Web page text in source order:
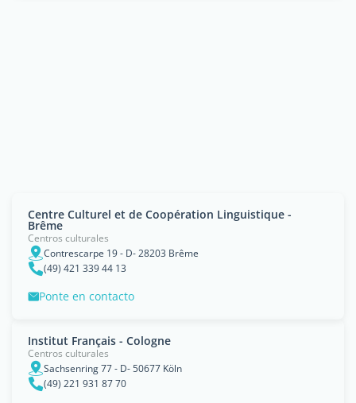
Centre Culturel et de Coopération Linguistique -
Brême
Centros culturales
Contrescarpe 19 - D- 28203 Brême
(49) 421 339 44 13
Ponte en contacto
Institut Français - Cologne
Centros culturales
Sachsenring 77 - D- 50677 Köln
(49) 221 931 87 70